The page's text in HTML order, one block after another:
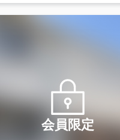
会員限定